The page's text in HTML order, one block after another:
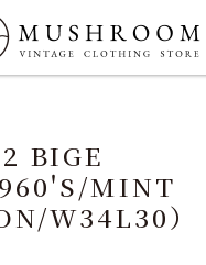
BIGE
MINT
W34L30）